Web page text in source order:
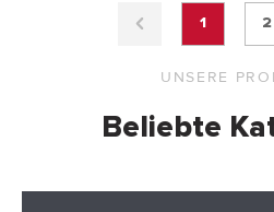
1 2
UNSERE
Beliebte